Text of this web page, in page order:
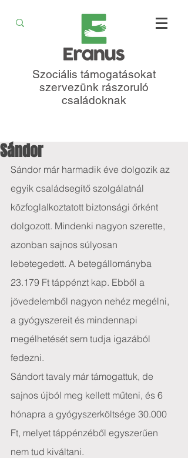
Szociális támogatásokat
szervezünk rászoruló
családoknak
Sándor
Sándor már harmadik éve dolgozik az
egyik családsegítő szolgálatnál
közfoglalkoztatott biztonsági őrként
dolgozott. Mindenki nagyon szerette,
azonban sajnos súlyosan
lebetegedett. A betegállományba
23.179 Ft táppénzt kap. Ebből a
jövedelemből nagyon nehéz megélni,
a gyógyszereit és mindennapi
megélhetését sem tudja igazából
fedezni.
Sándort tavaly már támogattuk, de
sajnos újból meg kellett műteni, és 6
hónapra a gyógyszerköltsége 30.000
Ft, melyet táppénzéből egyszerűen
nem tud kiváltani.